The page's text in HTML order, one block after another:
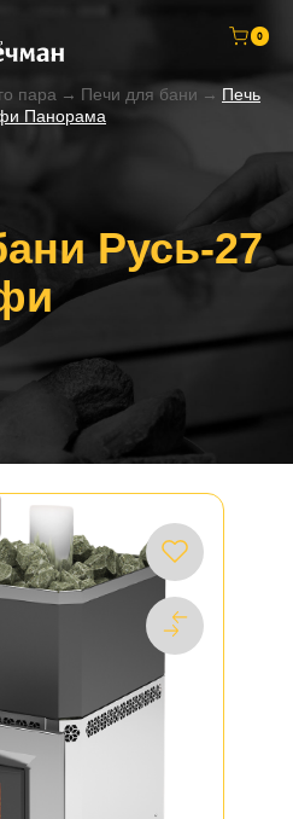
0
пара → Печи для бани → Печь
Панорама
Русь-27